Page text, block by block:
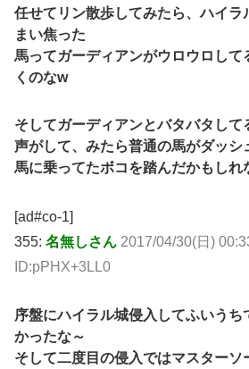
任せてリン散歩してみたら、ハイラ
まい焦った
馬ってガーディアンがウロウロして
くのなw
そしてガーディアンとバタバタして
声がして、みたら普通の馬がダッ
馬に乗ってたボコを踏んだかもしれ
[ad#co-1]
355: 名無しさん 2017/04/30(日)
ID:pPHX+3LL0
序盤にハイラル城侵入してふいうち
かったな～
そして二度目の侵入ではマスターソ